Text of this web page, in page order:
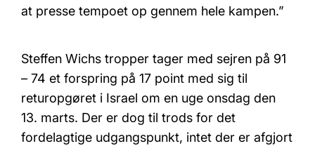
at presse tempoet op gennem hele kampen.”
Steffen Wichs tropper tager med sejren på 91
– 74 et forspring på 17 point med sig til
returopgøret i Israel om en uge onsdag den
13. marts. Der er dog til trods for det
fordelagtige udgangspunkt, intet der er afgjort